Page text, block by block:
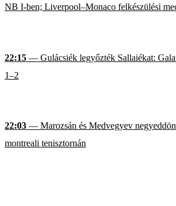
NB I-ben; Liverpool–Monaco felkészülési
22:15 — Gulácsiék legyőzték Sallaiékat:
1–2
22:03 — Marozsán és Medvegyev
montreali tenisztornán